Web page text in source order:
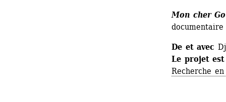
Mon cher
documentaire
De et avec
Le projet
Recherche